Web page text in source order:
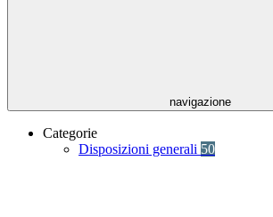
navigazione
Categorie
Disposizioni generali 50